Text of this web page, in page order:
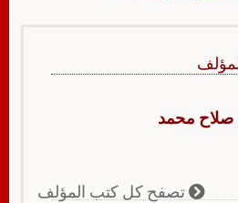
محمد
تصفح كل كتب المؤلف